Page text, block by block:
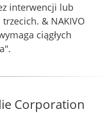
interwencji lub
& NAKIVO
ciągłych
Corporation